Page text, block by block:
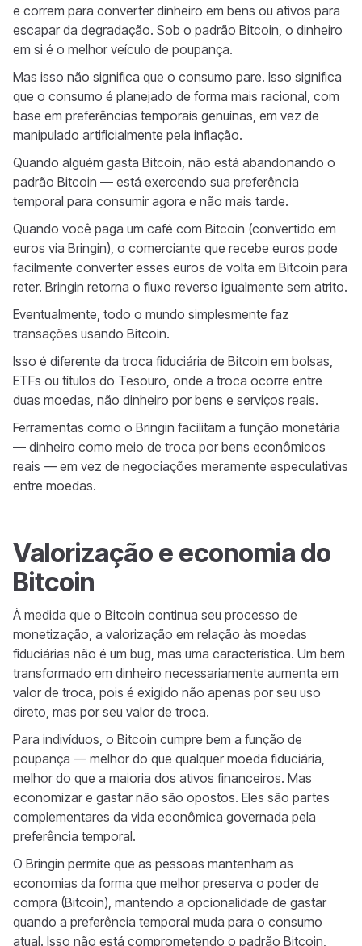
e correm para converter dinheiro em bens ou ativos para
escapar da degradação. Sob o padrão Bitcoin, o dinheiro
em si é o melhor veículo de poupança.
Mas isso não significa que o consumo pare. Isso significa
que o consumo é planejado de forma mais racional, com
base em preferências temporais genuínas, em vez de
manipulado artificialmente pela inflação.
Quando alguém gasta Bitcoin, não está abandonando o
padrão Bitcoin — está exercendo sua preferência
temporal para consumir agora e não mais tarde.
Quando você paga um café com Bitcoin (convertido em
euros via Bringin), o comerciante que recebe euros pode
facilmente converter esses euros de volta em Bitcoin para
reter. Bringin retorna o fluxo reverso igualmente sem atrito.
Eventualmente, todo o mundo simplesmente faz
transações usando Bitcoin.
Isso é diferente da troca fiduciária de Bitcoin em bolsas,
ETFs ou títulos do Tesouro, onde a troca ocorre entre
duas moedas, não dinheiro por bens e serviços reais.
Ferramentas como o Bringin facilitam a função monetária
— dinheiro como meio de troca por bens econômicos
reais — em vez de negociações meramente especulativas
entre moedas.
Valorização e economia do
Bitcoin
À medida que o Bitcoin continua seu processo de
monetização, a valorização em relação às moedas
fiduciárias não é um bug, mas uma característica. Um bem
transformado em dinheiro necessariamente aumenta em
valor de troca, pois é exigido não apenas por seu uso
direto, mas por seu valor de troca.
Para indivíduos, o Bitcoin cumpre bem a função de
poupança — melhor do que qualquer moeda fiduciária,
melhor do que a maioria dos ativos financeiros. Mas
economizar e gastar não são opostos. Eles são partes
complementares da vida econômica governada pela
preferência temporal.
O Bringin permite que as pessoas mantenham as
economias da forma que melhor preserva o poder de
compra (Bitcoin), mantendo a opcionalidade de gastar
quando a preferência temporal muda para o consumo
atual. Isso não está comprometendo o padrão Bitcoin,